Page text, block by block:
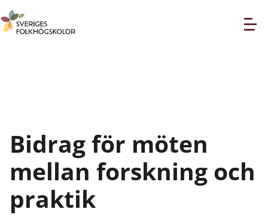
Bidrag för möten
mellan forskning och
praktik